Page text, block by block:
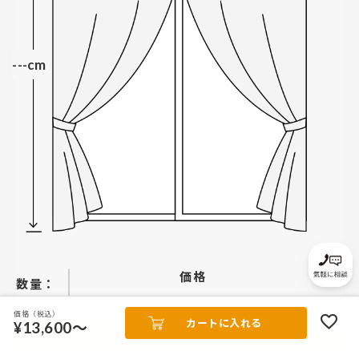
---cm
価格
カートに入れる
価格（税込）
¥13,600～ カートに入れる